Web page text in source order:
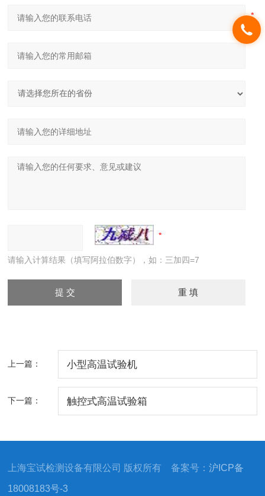
请输入计算结果（填写阿拉伯数字），如：三加四=7
上一篇： 小型高温试验机
下一篇： 触控式高温试验箱
上海宝试检测设备有限公司 版权所有 备案号：沪ICP备
18008183号-3